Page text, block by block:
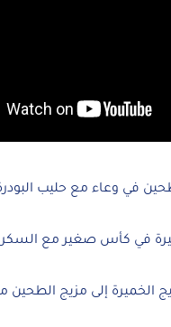
في وعاء مع حليب
في كأس صغير مع السكر
الخميرة إلى مزيج